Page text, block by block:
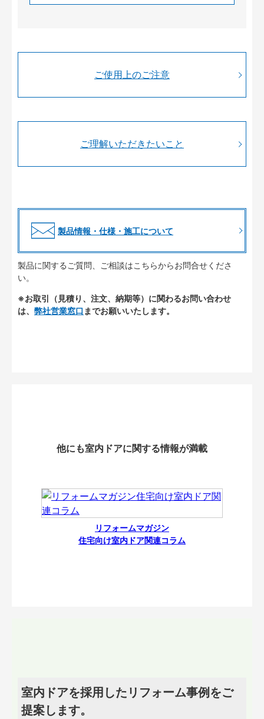
ご使用上のご注意
ご理解いただきたいこと
製品情報・仕様・施工について
製品に関するご質問、ご相談はこちらからお問合せくださ
い。
※お取引（見積り、注文、納期等）に関わるお問い合わせ
は、 弊社営業窓口 までお願いいたします。
他にも室内ドアに関する情報が満載
リフォームマガジン
住宅向け室内ドア関連コラム
室内ドアを採用したリフォーム事例をご
提案します。